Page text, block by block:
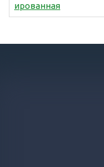
ированная